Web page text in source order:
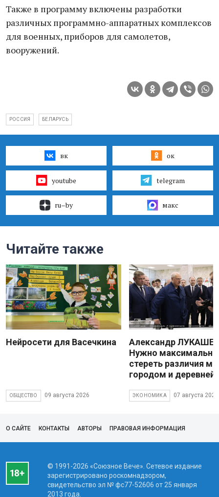
Также в программу включены разработки
различных программно-аппаратных комплексов
для военных, приборов для самолетов,
вооружений.
РОССИЯ БЕЛАРУСЬ
вк ок
youtube telegram
ru–by макс
Читайте также
Нейросети для Васечкина
ОБЩЕСТВО 09 августа 2026
Александр
Нужно максимально
стереть различия
городом и деревней
ЭКОНОМИКА 07 августа 2026
О САЙТЕ КОНТАКТЫ АВТОРЫ ПРАВОВАЯ ИНФОРМАЦИЯ
© 1991-2026 «Союзное Вече». Сетевое издание
зарегистрировано роскомнадзором,
свидетельство эл № фc77-52606 от 25 января
2013 года.